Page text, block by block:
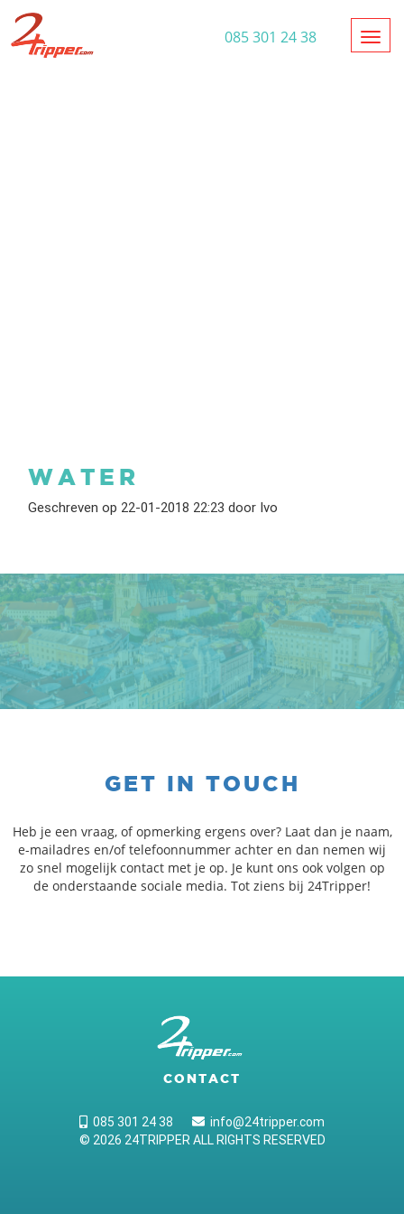
085 301 24 38
WATER
Geschreven op 22-01-2018 22:23 door Ivo
GET IN TOUCH
Heb je een vraag, of opmerking ergens over? Laat dan je naam,
e-mailadres en/of telefoonnummer achter en dan nemen wij
zo snel mogelijk contact met je op. Je kunt ons ook volgen op
de onderstaande sociale media. Tot ziens bij 24Tripper!
CONTACT
085 301 24 38
info@24tripper.com
© 2026 24TRIPPER ALL RIGHTS RESERVED